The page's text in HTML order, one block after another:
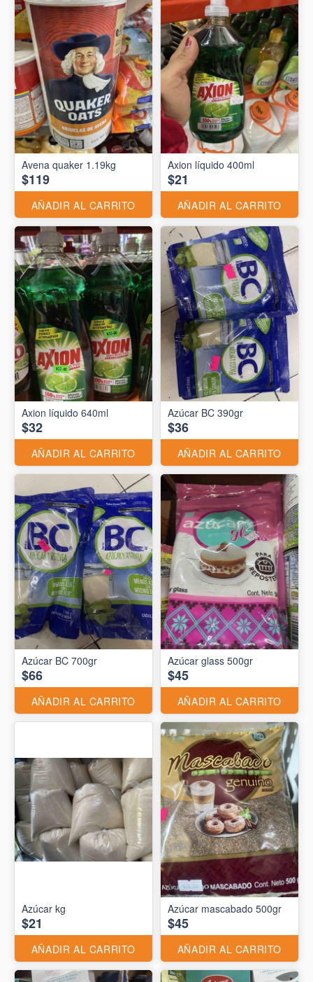
Avena quaker 1.19kg
$119
AÑADIR AL CARRITO
Axion líquido 400ml
$21
AÑADIR AL CARRITO
Axion líquido 640ml
$32
AÑADIR AL CARRITO
Azúcar BC 390gr
$36
AÑADIR AL CARRITO
Azúcar BC 700gr
$66
AÑADIR AL CARRITO
Azúcar glass 500gr
$45
AÑADIR AL CARRITO
Azúcar kg
$21
AÑADIR AL CARRITO
Azúcar mascabado 500gr
$45
AÑADIR AL CARRITO